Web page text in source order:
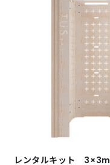
レンタルキット 3×3m